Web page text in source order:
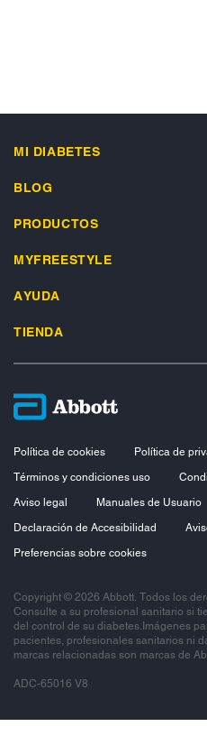
MI DIABETES
BLOG
PRODUCTOS
MYFREESTYLE
AYUDA
TIENDA
Política de cookies
Política de
Términos y condiciones uso
Aviso legal
Manuales de Usuario
Declaración de Accesibilidad
Preferencias sobre cookies
Copyright © 2026 Abbott. Todos los
Consulte a su profesional sanitario si
del control de su diabetes.Imágenes
pacientes, profesionales sanitarios ni
marcas relacionadas son marcas de
ADC-65016 V8